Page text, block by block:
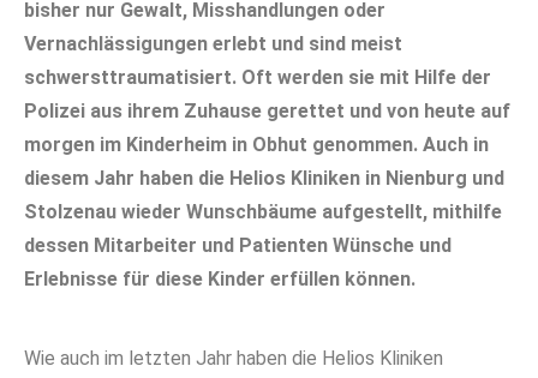
bisher nur Gewalt, Misshandlungen oder
Vernachlässigungen erlebt und sind meist
schwersttraumatisiert. Oft werden sie mit Hilfe der
Polizei aus ihrem Zuhause gerettet und von heute auf
morgen im Kinderheim in Obhut genommen. Auch in
diesem Jahr haben die Helios Kliniken in Nienburg und
Stolzenau wieder Wunschbäume aufgestellt, mithilfe
dessen Mitarbeiter und Patienten Wünsche und
Erlebnisse für diese Kinder erfüllen können.
Wie auch im letzten Jahr haben die Helios Kliniken